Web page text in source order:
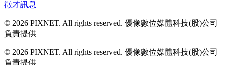
徵才訊息
© 2026 PIXNET. All rights reserved. 優像數位媒體科技(股)公司
負責提供
© 2026 PIXNET. All rights reserved. 優像數位媒體科技(股)公司
負責提供